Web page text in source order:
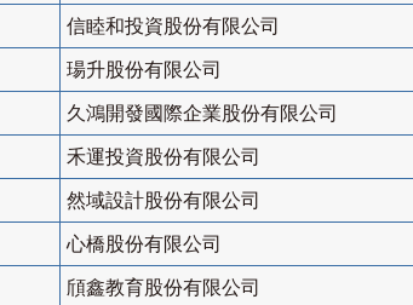
信睦和投資股份有限公司
瑒升股份有限公司
久鴻開發國際企業股份有限公司
禾運投資股份有限公司
然域設計股份有限公司
心橋股份有限公司
頎鑫教育股份有限公司